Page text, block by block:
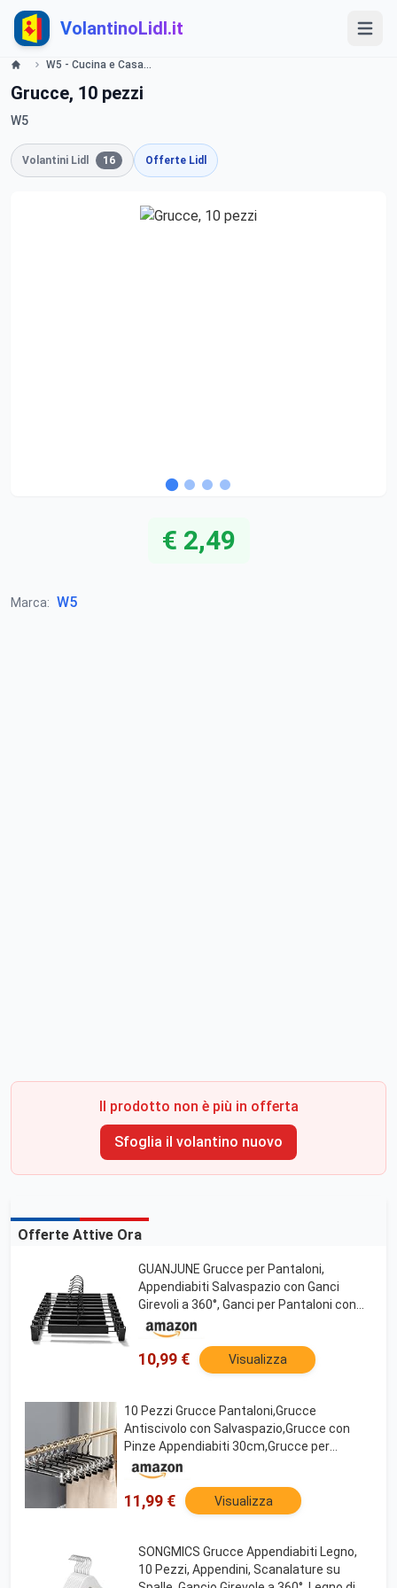
VolantinoLidl.it
W5 - Cucina e Casalinghi Lidl
Grucce, 10 pezzi
W5
Volantini Lidl 16 Offerte Lidl
€ 2,49
Marca: W5
Il prodotto non è più in offerta
Sfoglia il volantino nuovo
Offerte Attive Ora
GUANJUNE Grucce per Pantaloni,
Appendiabiti Salvaspazio con Ganci
Girevoli a 360°, Ganci per Pantaloni con
Clip Regolabili, Vestiti Cappotto
Indumento Jeans Grucce (10 Pezzi,
Nero)
10,99 € Visualizza
10 Pezzi Grucce Pantaloni,Grucce
Antiscivolo con Salvaspazio,Grucce con
Pinze Appendiabiti 30cm,Grucce per
Pantaloni in Metallo Cromato con Clip
Antiscivolo Regolabili per Clothes Hangers
11,99 € Visualizza
SONGMICS Grucce Appendiabiti Legno,
10 Pezzi, Appendini, Scanalature su